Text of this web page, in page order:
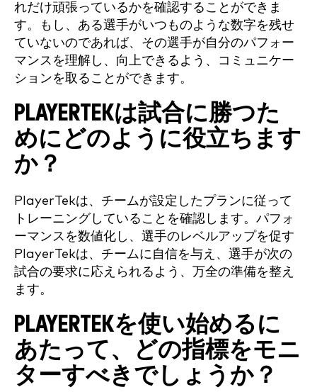
れだけ頑張っているかを確認することができま
す。もし、ある選手がいつものような数字を残せ
ていないのであれば、その選手が自分のパフォー
マンスを理解し、向上できるよう、コミュニケー
ションを取ることができます。
PLAYERTEKは試合に勝つた
めにどのように役立ちます
か？
PlayerTekは、チームが設定したプランに従って
トレーニングしていることを確認します。パフォ
ーマンスを数値化し、選手のレベルアップを促す
PlayerTekは、チームに自信を与え、選手が次の
試合の要求に応えられるよう、万全の準備を整え
ます。
PLAYERTEKを使い始めるに
あたって、どの指標をモニ
ターすべきでしょうか？